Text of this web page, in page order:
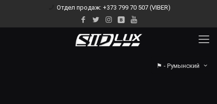
Отдел продаж: +373 799 70 507 (VIBER)
⚑ - Румынский